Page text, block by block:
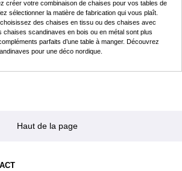
créer votre combinaison de chaises pour vos tables de
sélectionner la matière de fabrication qui vous plaît.
des chaises en tissu ou des chaises avec
chaises scandinaves en bois ou en métal sont plus
parfaits d’une table à manger. Découvrez
pour une déco nordique.
Haut de la page